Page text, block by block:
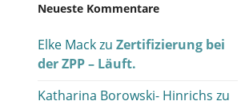
Neueste Kommentare
Elke Mackzu Zertifizierung bei
der ZPP – Läuft.
Katharina Borowski- Hinrichs zu